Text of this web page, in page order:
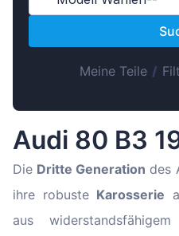
Meine Teile/
Audi 80 B3
Die Dritte Generation des
ihre robuste Karosserie
aus